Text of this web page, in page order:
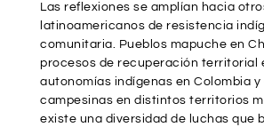
Las reflexiones se amplían hacia
latinoamericanos de resistencia
comunitaria. Pueblos mapuche en
procesos de recuperación territorial
autonomías indígenas en Colombia
campesinas en distintos territorios
existe una diversidad de luchas que